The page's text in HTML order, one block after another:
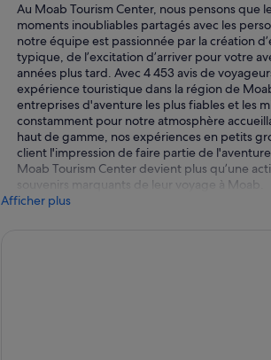
Au Moab Tourism Center, nous pensons que
moments inoubliables partagés avec les
notre équipe est passionnée par la création
typique, de l’excitation d’arriver pour votre
années plus tard. Avec 4 453 avis de
expérience touristique dans la région de
entreprises d'aventure les plus fiables et les
constamment pour notre atmosphère
haut de gamme, nos expériences en petits
client l'impression de faire partie de
Moab Tourism Center devient plus qu’une
souvenirs marquants de leur voyage à Moab.
Afficher plus